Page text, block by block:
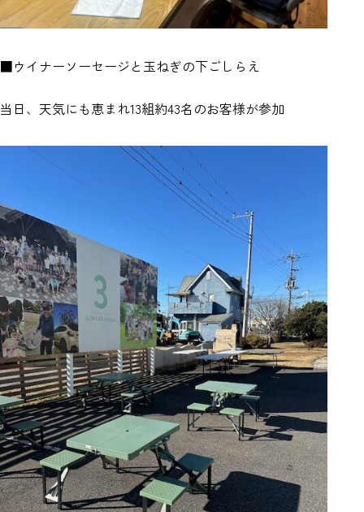
■ウイナーソーセージと玉ねぎの下ごしらえ
当日、天気にも恵まれ13組約43名のお客様が参加